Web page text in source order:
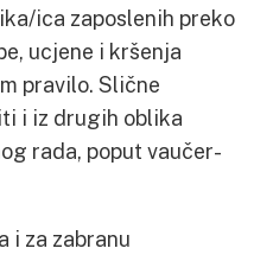
ica zaposlenih preko
ucjene i kršenja
pravilo. Slične
i iz drugih oblika
rada, poput vaučer-
i za zabranu